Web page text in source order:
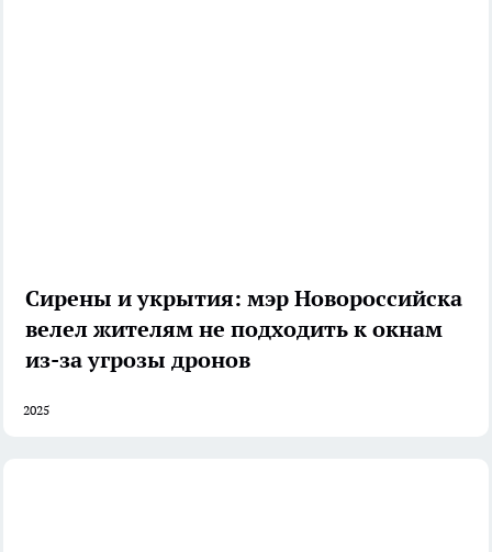
Сирены и укрытия: мэр Новороссийска
велел жителям не подходить к окнам
из-за угрозы дронов
2025